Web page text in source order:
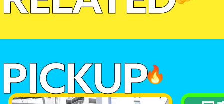
PICKUP🔥